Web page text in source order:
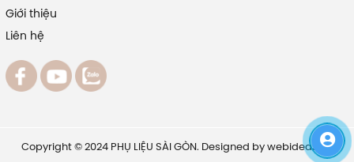
Giới thiệu
Liên hệ
Copyright © 2024 PHỤ LIỆU SÀI GÒN. Designed bywebideas.vn